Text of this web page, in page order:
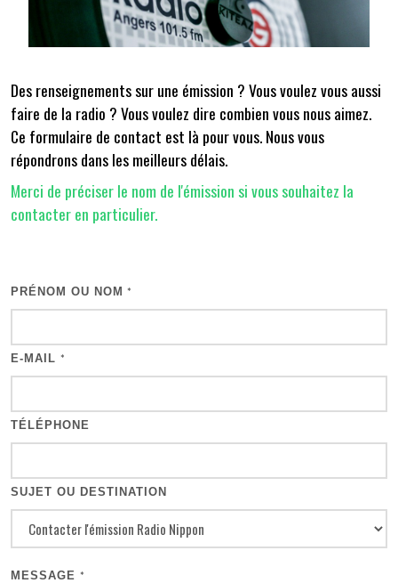
Des renseignements sur une émission ? Vous voulez vous aussi
faire de la radio ? Vous voulez dire combien vous nous aimez.
Ce formulaire de contact est là pour vous. Nous vous
répondrons dans les meilleurs délais.
Merci de préciser le nom de l'émission si vous souhaitez la
contacter en particulier.
PRÉNOM OU NOM *
E-MAIL *
TÉLÉPHONE
SUJET OU DESTINATION
MESSAGE *